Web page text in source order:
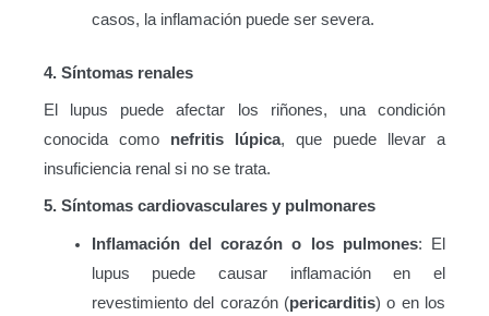
casos, la inflamación puede ser severa.
4. Síntomas renales
El lupus puede afectar los riñones, una condición
conocida como nefritis lúpica, que puede llevar a
insuficiencia renal si no se trata.
5. Síntomas cardiovasculares y pulmonares
Inflamación del corazón o los pulmones: El
lupus puede causar inflamación en el
revestimiento del corazón (pericarditis) o en los